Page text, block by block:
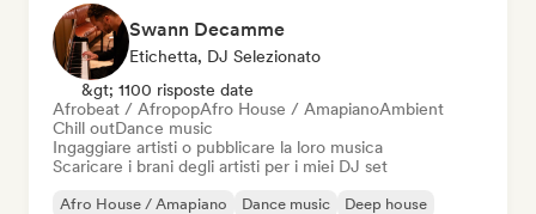
Swann Decamme
Etichetta, DJ Selezionato
&gt; 1100 risposte date
Afrobeat / AfropopAfro House / AmapianoAmbient
Chill outDance music
Ingaggiare artisti o pubblicare la loro musica
Scaricare i brani degli artisti per i miei DJ set
Afro House / Amapiano Dance music
Deep house